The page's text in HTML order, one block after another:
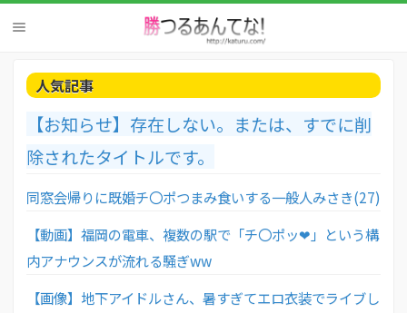
人気記事
【お知らせ】存在しない。または、すでに削
除されたタイトルです。
同窓会帰りに既婚チ〇ポつまみ食いする一般人みさき(27)
【動画】福岡の電車、複数の駅で「チ〇ポッ❤」という構
内アナウンスが流れる騒ぎww
【画像】地下アイドルさん、暑すぎてエロ衣装でライブし